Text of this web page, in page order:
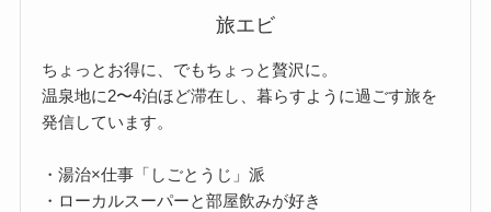
旅エビ
ちょっとお得に、でもちょっと贅沢に。
温泉地に2〜4泊ほど滞在し、暮らすように過ごす旅を
発信しています。
・湯治×仕事「しごとうじ」派
・ローカルスーパーと部屋飲みが好き